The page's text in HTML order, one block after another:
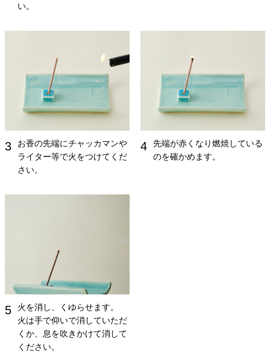
い。
3
お香の先端にチャッカマンや
ライター等で火をつけてくだ
さい。
4
先端が赤くなり燃焼している
のを確かめます。
5
火を消し、くゆらせます。
火は手で仰いで消していただ
くか、息を吹きかけて消して
ください。